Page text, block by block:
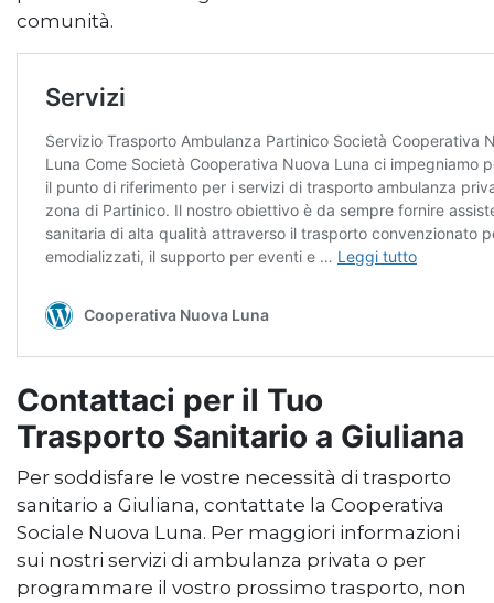
comunità.
Contattaci per il Tuo
Trasporto Sanitario a Giuliana
Per soddisfare le vostre necessità di trasporto
sanitario a Giuliana, contattate la Cooperativa
Sociale Nuova Luna. Per maggiori informazioni
sui nostri servizi di ambulanza privata o per
programmare il vostro prossimo trasporto, non